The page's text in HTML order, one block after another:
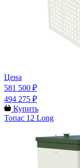
Цена
581 500 ₽
494 275 ₽
Купить
Топас 12 Long